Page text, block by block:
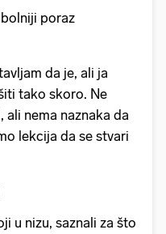
poraz
da je, ali ja
tako skoro. Ne
nema naznaka da
lekcija da se stvari
u nizu, saznali za što